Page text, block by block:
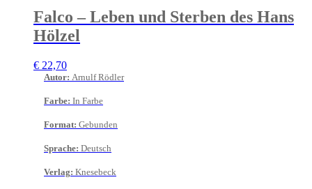
Falco – Leben und Sterben des Hans
Hölzel
€ 22,70
Autor: Arnulf Rödler
Farbe: In Farbe
Format: Gebunden
Sprache: Deutsch
Verlag: Knesebeck